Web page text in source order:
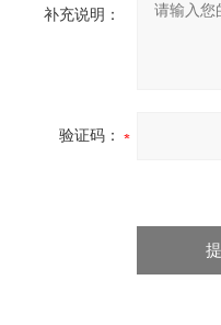
补充说明：
验证码：